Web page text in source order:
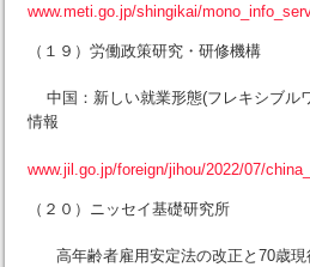
www.meti.go.jp/shingikai/
（１９）労働政策研究・研修機構
中国：新しい就業形態(フレキシブル
情報
www.jil.go.jp/foreign/jihou/2022/07/
（２０）ニッセイ基礎研究所
高年齢者雇用安定法の改正と70歳現